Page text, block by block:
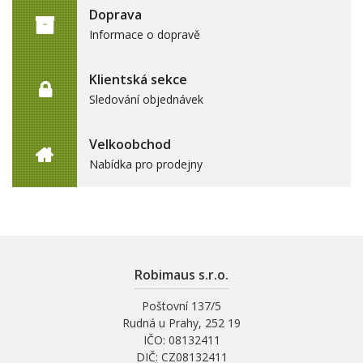
Doprava
Informace o dopravě
Klientská sekce
Sledování objednávek
Velkoobchod
Nabídka pro prodejny
Robimaus s.r.o.
Poštovní 137/5
Rudná u Prahy, 252 19
IČO: 08132411
DIČ: CZ08132411